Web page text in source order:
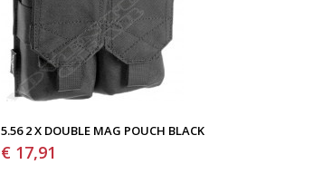
5.56 2 X DOUBLE MAG POUCH BLACK
€ 17,91